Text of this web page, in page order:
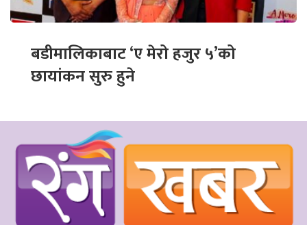
बडीमालिकाबाट ‘ए मेरो हजुर ५’को
छायांकन सुरु हुने